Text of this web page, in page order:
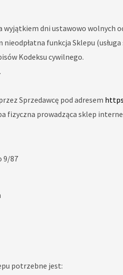
wyjątkiem dni ustawowo wolnych
funkcja Sklepu
Kodeksu cywilnego.
Sprzedawcę pod adresem
fizyczna prowadząca sklep
9/87
potrzebne jest: